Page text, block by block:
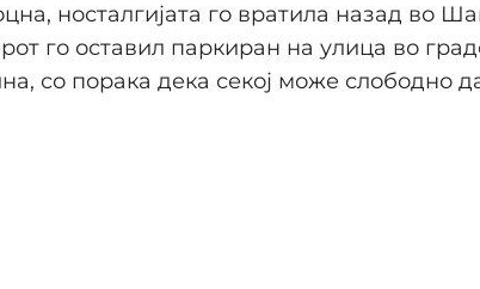
носталгијата го вратила назад во
го оставил паркиран на улица во
со порака дека секој може слободно